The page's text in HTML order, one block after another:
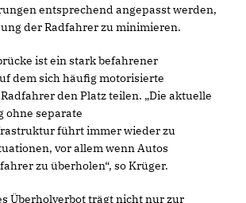
entsprechend angepasst werden,
der Radfahrer zu minimieren.
ist ein stark befahrener
dem sich häufig motorisierte
den Platz teilen. „Die aktuelle
ohne separate
führt immer wieder zu
vor allem wenn Autos
zu überholen“, so Krüger.
Überholverbot trägt nicht nur zur